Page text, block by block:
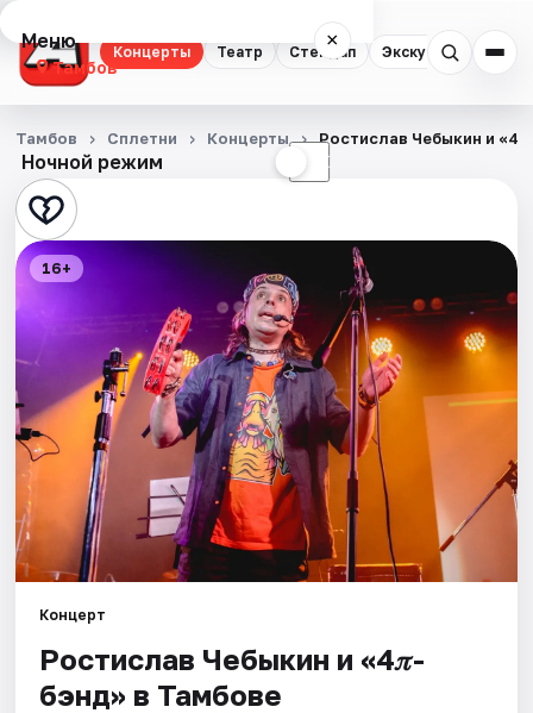
Концерты Театр Стендап Экскурсии
Меню ×
Тамбов
Концерты
Театр
Стендап
Спорт
События
Города
Площадки
Рейтинги
Ночной режим ☾
Тамбов Сплетни Концерты Ростислав Чебыкин и
16+
Концерт
Ростислав Чебыкин и «4𝜋-
бэнд» в Тамбове